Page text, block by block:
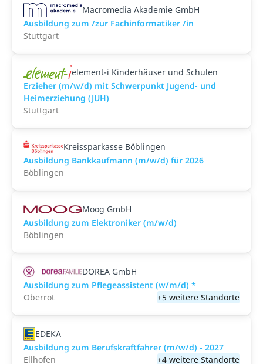
Macromedia Akademie GmbH
Ausbildung zum /zur Fachinformatiker /in
Stuttgart
element-i Kinderhäuser und Schulen
Erzieher (m/w/d) mit Schwerpunkt Jugend- und
Heimerziehung (JUH)
Stuttgart
Kreissparkasse Böblingen
Ausbildung Bankkaufmann (m/w/d) für 2026
Böblingen
Moog GmbH
Ausbildung zum Elektroniker (m/w/d)
Böblingen
DOREA GmbH
Ausbildung zum Pflegeassistent (w/m/d) *
Oberrot
+5 weitere Standorte
EDEKA
Ausbildung zum Berufskraftfahrer (m/w/d) - 2027
Ellhofen
+4 weitere Standorte